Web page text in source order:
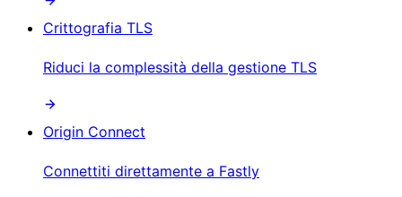
Crittografia TLS
Riduci la complessità della gestione TLS
Origin Connect
Connettiti direttamente a Fastly